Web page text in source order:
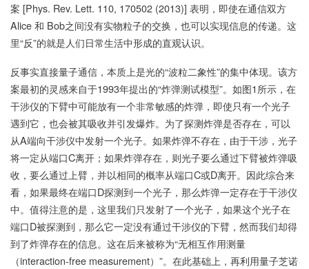
案 [Phys. Rev. Lett. 110, 170502 (2013)] 表明，即使在通信双方
Alice 和 Bob之间没有实物粒子的交换，也可以实现信息的传递。这
里“反”的就是人们日常生活中形成的直观认识。
反事实直接量子通信，本质上是光的“波粒二象性”的集中体现。该方
案最初的灵感来自于1993年提出的“炸弹测试模型”。如图1所示，在
干涉仪的下臂中可能放有一个非常敏感的炸弹，即使只有一个光子
遇到它，也会被其吸收并引发爆炸。为了探测炸弹是否存在，可以
从A端向干涉仪中发射一个光子。如果炸弹不存在，由于干涉，光子
将一定从端口C离开；如果炸弹存在，则光子要么通过下臂被炸弹吸
收，要么通过上臂，并以相同的概率从端口C或D离开。因此综合来
看，如果最终在端口D探测到一个光子，那么炸弹一定存在于干涉仪
中。值得注意的是，这里我们只发射了一个光子，如果这个光子在
端口D被探测到，那么它一定没有通过干涉仪的下臂，然而我们却得
到了炸弹存在的信息。这在后来被称为“无相互作用测量
（interaction-free measurement）”。在此基础上，再利用量子芝诺